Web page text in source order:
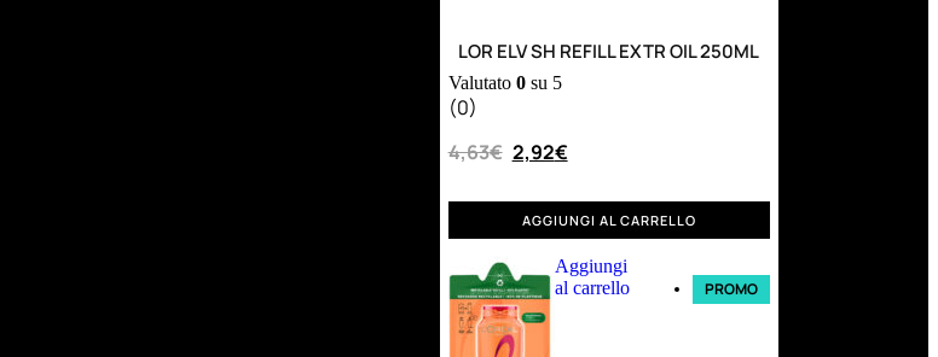
LOR ELV SH REFILL EXTR OIL 250ML
Valutato 0su 5
(0)
4,63€ 2,92€
AGGIUNGI AL CARRELLO
Aggiungi
al carrello
PROMO